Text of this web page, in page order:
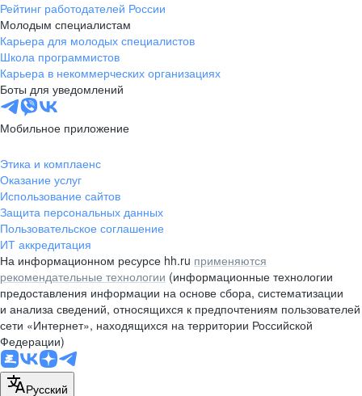
Рейтинг работодателей России
Молодым специалистам
Карьера для молодых специалистов
Школа программистов
Карьера в некоммерческих организациях
Боты для уведомлений
Мобильное приложение
Этика и комплаенс
Оказание услуг
Использование сайтов
Защита персональных данных
Пользовательское соглашение
ИТ аккредитация
На информационном ресурсе hh.ru применяются
рекомендательные технологии (информационные технологии
предоставления информации на основе сбора, систематизации
и анализа сведений, относящихся к предпочтениям пользователей
сети «Интернет», находящихся на территории Российской
Федерации)
Русский